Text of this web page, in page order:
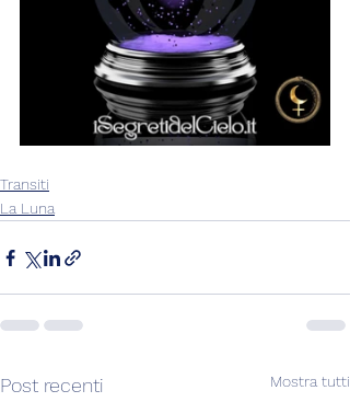
Transiti
La Luna
Post recenti Mostra tutti